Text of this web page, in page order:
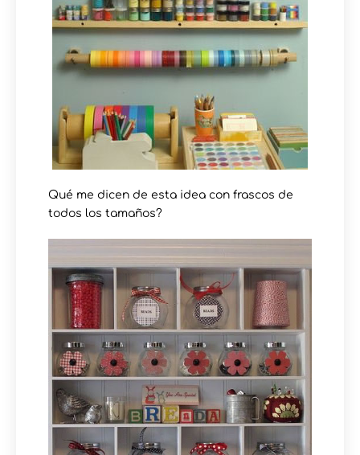
Qué me dicen de esta idea con frascos de
todos los tamaños?